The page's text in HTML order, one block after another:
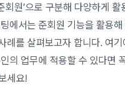
회원’으로 구분해 다양하게 활
에서는 준회원 기능을 활용해
례를 살펴보고자 합니다. 여기
의 업무에 적용할 수 있다면
세요!